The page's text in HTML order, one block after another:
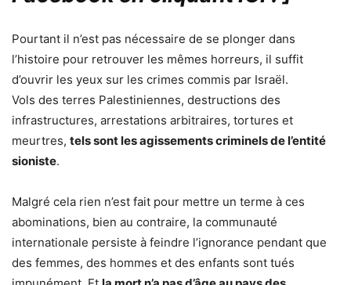
Pourtant il n’est pas nécessaire de se plonger dans
l’histoire pour retrouver les mêmes horreurs, il suffit
d’ouvrir les yeux sur les crimes commis par Israël.
Vols des terres Palestiniennes, destructions des
infrastructures, arrestations arbitraires, tortures et
meurtres, tels sont les agissements criminels de l’entité
sioniste.
Malgré cela rien n’est fait pour mettre un terme à ces
abominations, bien au contraire, la communauté
internationale persiste à feindre l’ignorance pendant que
des femmes, des hommes et des enfants sont tués